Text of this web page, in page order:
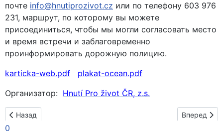
почте info@hnutiprozivot.cz или по телефону 603 976
231, маршрут, по которому вы можете
присоединиться, чтобы мы могли согласовать место
и время встречи и заблаговременно
проинформировать дорожную полицию.
karticka-web.pdf
plakat-ocean.pdf
Организатор: Hnutí Pro život ČR, z.s.
0
Предыдущий: Маршрут странствия в Эквадоре
Назад Вперед